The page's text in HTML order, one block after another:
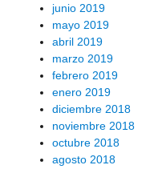
junio 2019
mayo 2019
abril 2019
marzo 2019
febrero 2019
enero 2019
diciembre 2018
noviembre 2018
octubre 2018
agosto 2018